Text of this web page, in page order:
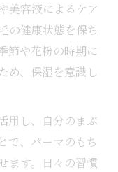
美容液によるケア
の健康状態を保ち
節や花粉の時期に
め、保湿を意識し
用し、自分のまぶ
で、パーマのもち
ます。日々の習慣